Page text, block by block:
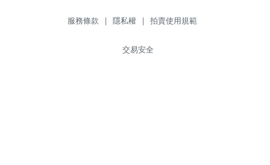
服務條款 | 隱私權 | 拍賣使用規範
交易安全